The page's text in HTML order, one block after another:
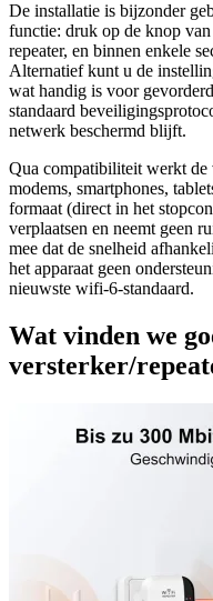
De installatie is bijzonder
functie: druk op de knop
repeater, en binnen enkele
Alternatief kunt u de
wat handig is voor
standaard
netwerk beschermd blijft.
Qua compatibiliteit werkt de
modems, smartphones,
formaat (direct in het
verplaatsen en neemt geen
mee dat de snelheid
het apparaat geen
nieuwste wifi-6-standaard.
Wat vinden we
versterker/